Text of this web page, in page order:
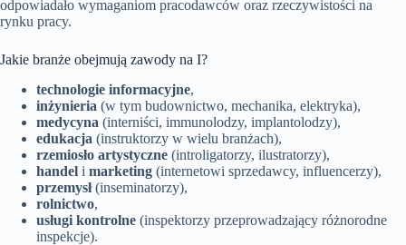
odpowiadało wymaganiom pracodawców oraz rzeczywistości na
rynku pracy.
Jakie branże obejmują zawody na I?
technologie informacyjne,
inżynieria (w tym budownictwo, mechanika, elektryka),
medycyna (interniści, immunolodzy, implantolodzy),
edukacja (instruktorzy w wielu branżach),
rzemiosło artystyczne (introligatorzy, ilustratorzy),
handel i marketing (internetowi sprzedawcy, influencerzy),
przemysł(inseminatorzy),
rolnictwo,
usługi kontrolne (inspektorzy przeprowadzający różnorodne
inspekcje).